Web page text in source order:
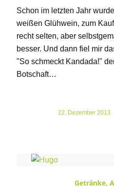
Schon im letzten Jahr
weißen Glühwein, zum
recht selten, aber
besser. Und dann fiel mir
"So schmeckt Kandada!"
Botschaft…
22. Dezember 2013
/
Getränke,